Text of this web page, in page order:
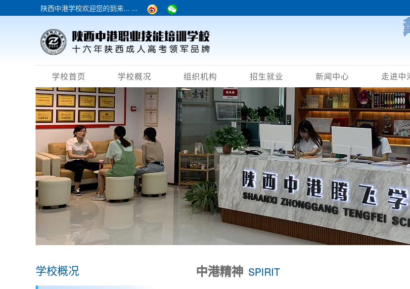
陕西中港学校欢迎您的到来... ...
学校首页 学校概况 组织机构 招生就业 新闻中心 走进中
学校概况 中港精神 SPIRIT